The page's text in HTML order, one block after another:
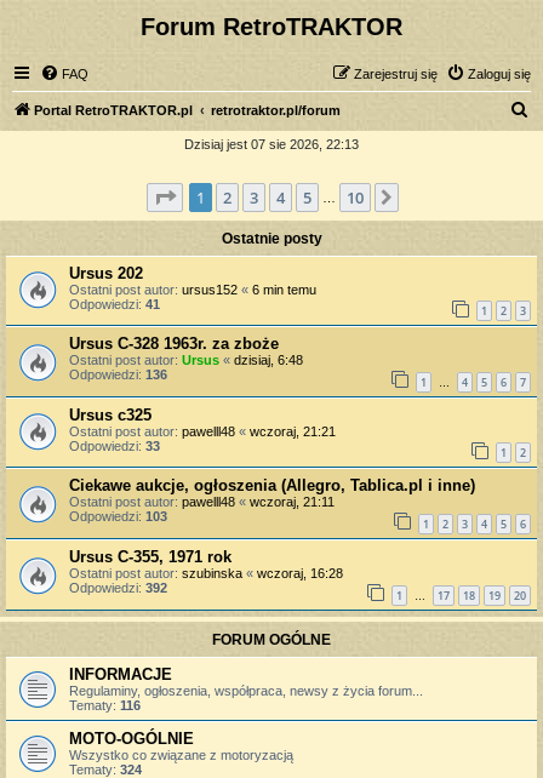
Forum RetroTRAKTOR
FAQ Zaloguj się
Zarejestruj się
Portal RetroTRAKTOR.pl retrotraktor.pl/forum
a
j
Dzisiaj jest 07 sie 2026, 22:13
Strona z10
1 2 3 4 5 10
Ostatnie posty
Ursus 202
Ostatni post autor: ursus152 « 6 min temu
Odpowiedzi: 41 1 2 3
Ursus C-328 1963r. za zboże
Ostatni post autor: Ursus « dzisiaj, 6:48
Odpowiedzi: 136 1 … 4 5 6 7
Ursus c325
Ostatni post autor: pawelll48 « wczoraj, 21:21
Odpowiedzi: 33 1 2
Ciekawe aukcje, ogłoszenia (Allegro, Tablica.pl i inne)
Ostatni post autor: pawelll48 « wczoraj, 21:11
Odpowiedzi: 103 1 2 3 4 5 6
Ursus C-355, 1971 rok
Ostatni post autor: szubinska « wczoraj, 16:28
Odpowiedzi: 392 1 … 17 18 19 20
FORUM OGÓLNE
INFORMACJE
Regulaminy, ogłoszenia, współpraca, newsy z życia forum...
Tematy: 116
MOTO-OGÓLNIE
Wszystko co związane z motoryzacją
Tematy: 324